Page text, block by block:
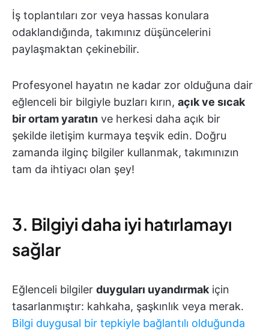
İş toplantıları zor veya hassas konulara
odaklandığında, takımınız düşüncelerini
paylaşmaktan çekinebilir.
Profesyonel hayatın ne kadar zor olduğuna dair
eğlenceli bir bilgiyle buzları kırın, açık ve sıcak
bir ortam yaratın ve herkesi daha açık bir
şekilde iletişim kurmaya teşvik edin. Doğru
zamanda ilginç bilgiler kullanmak, takımınızın
tam da ihtiyacı olan şey!
3. Bilgiyi daha iyi hatırlamayı
sağlar
Eğlenceli bilgiler duyguları uyandırmak için
tasarlanmıştır: kahkaha, şaşkınlık veya merak.
Bilgi duygusal bir tepkiyle bağlantılı olduğunda